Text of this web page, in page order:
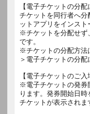
【電子チケットの分配
チケットを同行者へ
ットアプリをインスト
※チケットを分配せず
です。
※チケットの分配方法
＞電子チケットの分配
【電子チケットのご入
※電子チケットの発券
ります。発券開始日
チケットが表示されま